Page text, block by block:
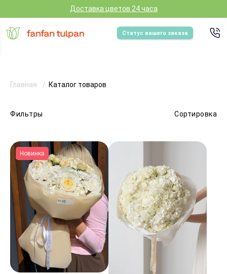
Доставка цветов 24 часа
Статус вашего заказа
Фильтры Сортировка
Главная Каталог товаров
Новинка